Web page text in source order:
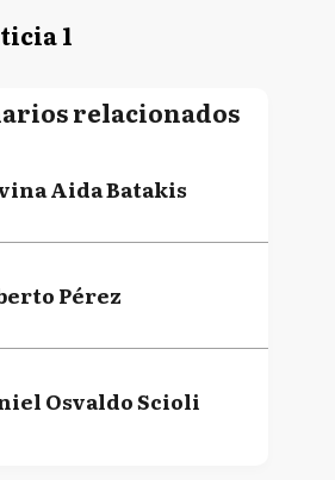
1
relacionados
Aida Batakis
Pérez
Osvaldo Scioli